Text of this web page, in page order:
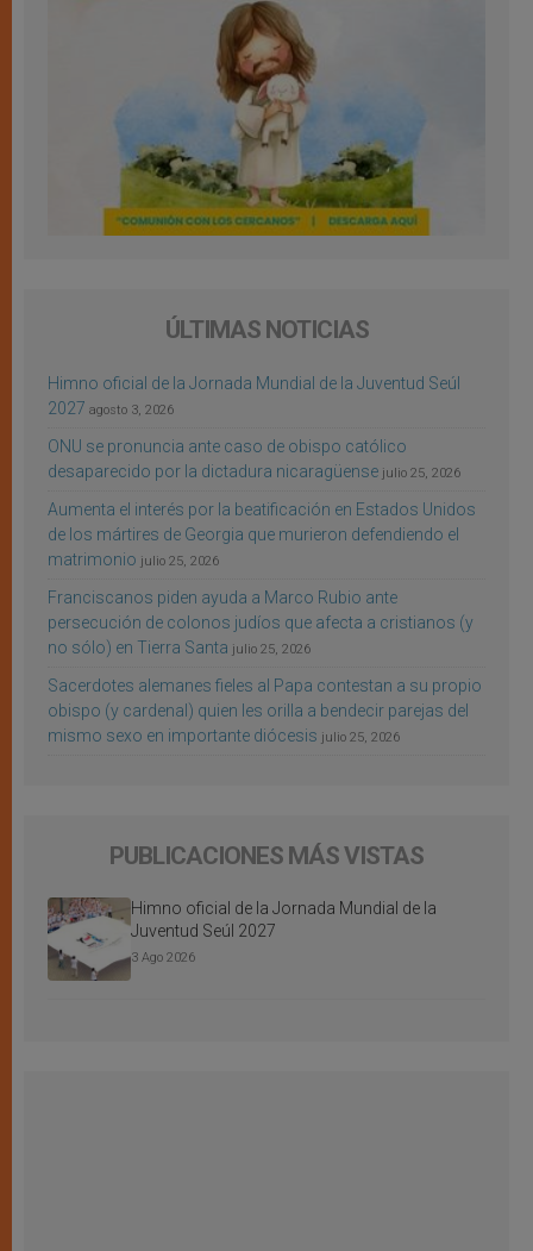
ÚLTIMAS NOTICIAS
Himno oficial de la Jornada Mundial de la Juventud Seúl
2027 agosto 3, 2026
ONU se pronuncia ante caso de obispo católico
desaparecido por la dictadura nicaragüense julio 25, 2026
Aumenta el interés por la beatificación en Estados Unidos
de los mártires de Georgia que murieron defendiendo el
matrimonio julio 25, 2026
Franciscanos piden ayuda a Marco Rubio ante
persecución de colonos judíos que afecta a cristianos (y
no sólo) en Tierra Santa julio 25, 2026
Sacerdotes alemanes fieles al Papa contestan a su propio
obispo (y cardenal) quien les orilla a bendecir parejas del
mismo sexo en importante diócesis julio 25, 2026
PUBLICACIONES MÁS VISTAS
Himno oficial de la Jornada Mundial de la
Juventud Seúl 2027
3 Ago 2026